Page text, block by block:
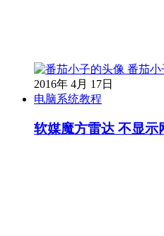
番茄小
2016年 4月 17日
电脑系统教程
软媒魔方雷达 不显示